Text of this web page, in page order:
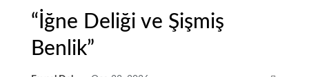
“İğne Deliği ve Şişmiş
Benlik”